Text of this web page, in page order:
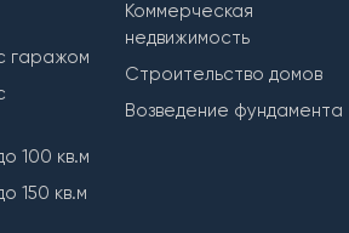
гаражом
100 кв.м
150 кв.м
Коммерческая
недвижимость
Строительство домов
Возведение фундамента